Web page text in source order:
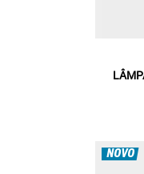
NOVO